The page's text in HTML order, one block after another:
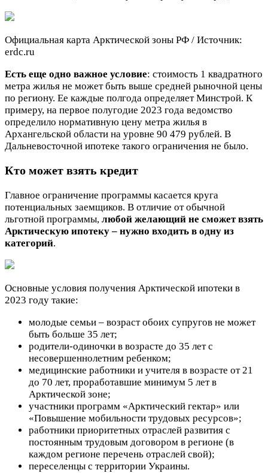
Официальная карта Арктической зоны РФ / Источник:
erdc.ru
Есть еще одно важное условие: стоимость 1 квадратного
метра жилья не может быть выше средней рыночной цены
по региону. Ее каждые полгода определяет Минстрой. К
примеру, на первое полугодие 2023 года ведомство
определило нормативную цену метра жилья в
Архангельской области на уровне 90 479 рублей. В
Дальневосточной ипотеке такого ограничения не было.
Кто может взять кредит
Главное ограничение программы касается круга
потенциальных заемщиков. В отличие от обычной
льготной программы, любой желающий не сможет взять
Арктическую ипотеку – нужно входить в одну из
категорий.
Основные условия получения Арктической ипотеки в
2023 году такие:
молодые семьи – возраст обоих супругов не может
быть больше 35 лет;
родители-одиночки в возрасте до 35 лет с
несовершеннолетним ребенком;
медицинские работники и учителя в возрасте от 21
до 70 лет, проработавшие минимум 5 лет в
Арктической зоне;
участники программ «Арктический гектар» или
«Повышение мобильности трудовых ресурсов»;
работники приоритетных отраслей развития с
постоянным трудовым договором в регионе (в
каждом регионе перечень отраслей свой);
переселенцы с территории Украины.